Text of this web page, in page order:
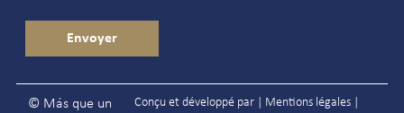
© Más que un
Conçu et développé par | Mentions légales